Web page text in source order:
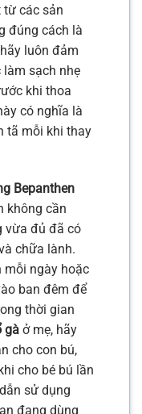
các sản
đúng cách là
luôn đảm
sạch nhẹ
khi thoa
có nghĩa là
tã mỗi khi thay
Bepanthen
không cần
vừa đủ đã có
chữa lành.
mỗi ngày hoặc
ban đêm để
thời gian
gà ở mẹ, hãy
cho con bú,
cho bé bú lần
sử dụng
đang dùng